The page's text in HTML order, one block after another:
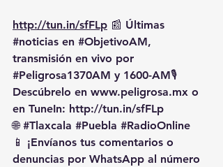
http://tun.in/sfFLp 📰 Últimas
#noticias en #ObjetivoAM,
transmisión en vivo por
#Peligrosa1370AM y 1600-AM🎙️
Descúbrelo en www.peligrosa.mx o
en TuneIn: http://tun.in/sfFLp
🌐 #Tlaxcala #Puebla #RadioOnline
📱 ¡Envíanos tus comentarios o
denuncias por WhatsApp al número